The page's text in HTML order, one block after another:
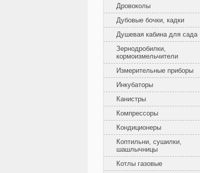
Дровоколы
Дубовые бочки, кадки
Душевая кабина для сада
Зернодробилки,
кормоизмельчители
Измерительные приборы
Инкубаторы
Канистры
Компрессоры
Кондиционеры
Коптильни, сушилки,
шашлычницы
Котлы газовые